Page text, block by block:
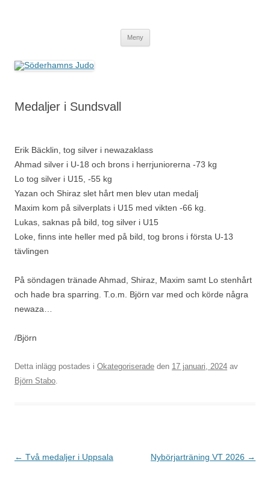
Meny
Medaljer i Sundsvall
Erik Bäcklin, tog silver i newazaklass
Ahmad silver i U-18 och brons i herrjuniorerna -73 kg
Lo tog silver i U15, -55 kg
Yazan och Shiraz slet hårt men blev utan medalj
Maxim kom på silverplats i U15 med vikten -66 kg.
Lukas, saknas på bild, tog silver i U15
Loke, finns inte heller med på bild, tog brons i första U-13
tävlingen
På söndagen tränade Ahmad, Shiraz, Maxim samt Lo stenhårt
och hade bra sparring. T.o.m. Björn var med och körde några
newaza…
/Björn
Detta inlägg postades i Okategoriserade den 17 januari, 2024 av
Björn Stabo.
Inläggsnavigering
← Två medaljer i Uppsala Nybörjarträning VT 2026 →